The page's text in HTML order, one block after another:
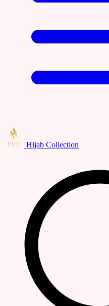
Hijab Collection